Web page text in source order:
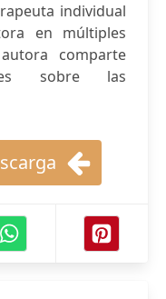
individual
en múltiples
comparte
sobre las